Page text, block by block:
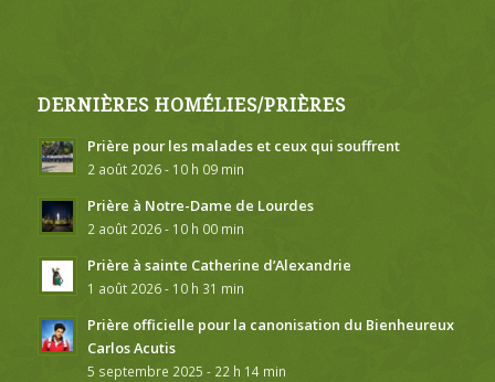
DERNIÈRES HOMÉLIES/PRIÈRES
Prière pour les malades et ceux qui souffrent
2 août 2026 - 10 h 09 min
Prière à Notre-Dame de Lourdes
2 août 2026 - 10 h 00 min
Prière à sainte Catherine d’Alexandrie
1 août 2026 - 10 h 31 min
Prière officielle pour la canonisation du Bienheureux
Carlos Acutis
5 septembre 2025 - 22 h 14 min